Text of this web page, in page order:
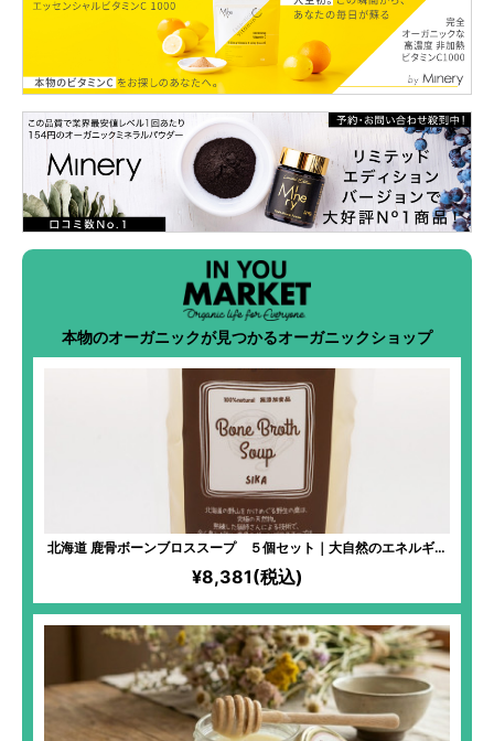
本物のオーガニックが見つかるオーガニックショップ
北海道 鹿骨ボーンブロススープ ５個セット｜大自然のエネルギー
を身体に 風味とコクのバランスのとれた味わい
¥8,381(税込)